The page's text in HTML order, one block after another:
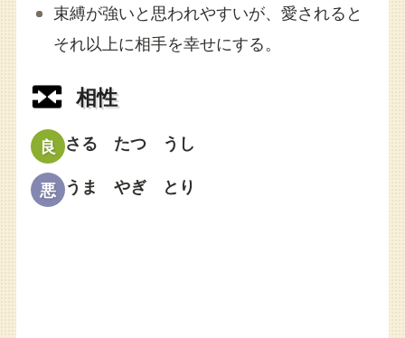
束縛が強いと思われやすいが、愛されると
それ以上に相手を幸せにする。
相性
良 さる たつ うし
悪 うま やぎ とり